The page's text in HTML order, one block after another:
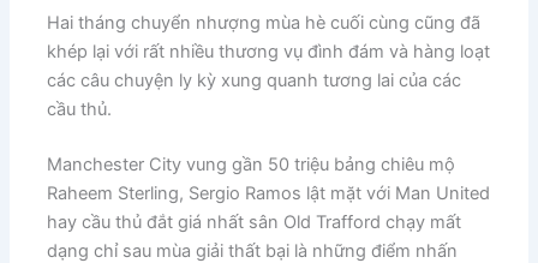
Hai tháng chuyển nhượng mùa hè cuối cùng cũng đã
khép lại với rất nhiều thương vụ đình đám và hàng loạt
các câu chuyện ly kỳ xung quanh tương lai của các
cầu thủ.
Manchester City vung gần 50 triệu bảng chiêu mộ
Raheem Sterling, Sergio Ramos lật mặt với Man United
hay cầu thủ đắt giá nhất sân Old Trafford chạy mất
dạng chỉ sau mùa giải thất bại là những điểm nhấn